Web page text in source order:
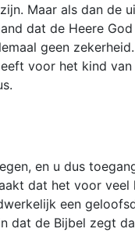
Maar als dan
dat de Heere
geen
voor het kind
en u dus
dat het voor
een
dat de Bijbel zegt